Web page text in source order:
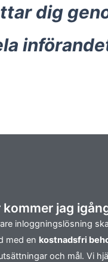
dig
kommer jag
inloggningslösning
med en kostnadsfri
och mål. Vi